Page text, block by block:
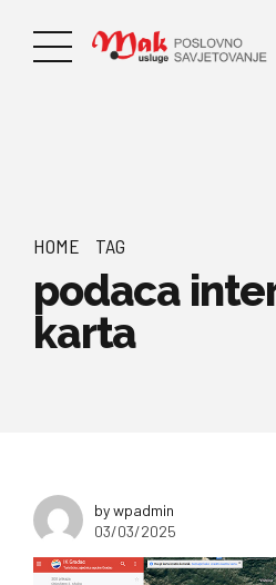
HOME TAG
podaca
karta
by wpadmin
03/03/2025